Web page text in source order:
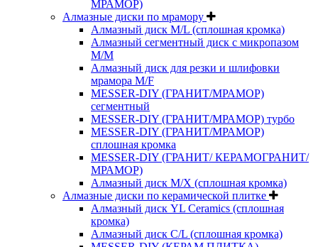
МРАМОР)
Алмазные диски по мрамору
Алмазный диск M/L (сплошная кромка)
Алмазный сегментный диск с микропазом
M/M
Алмазный диск для резки и шлифовки
мрамора M/F
MESSER-DIY (ГРАНИТ/МРАМОР)
сегментный
MESSER-DIY (ГРАНИТ/МРАМОР) турбо
MESSER-DIY (ГРАНИТ/МРАМОР)
сплошная кромка
MESSER-DIY (ГРАНИТ/ КЕРАМОГРАНИТ/
МРАМОР)
Алмазный диск M/X (сплошная кромка)
Алмазные диски по керамической плитке
Алмазный диск YL Ceramics (сплошная
кромка)
Алмазный диск C/L (сплошная кромка)